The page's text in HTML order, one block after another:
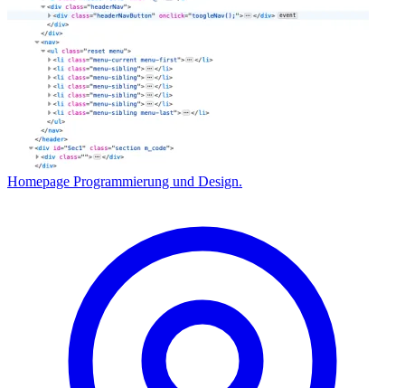
Homepage Programmierung und Design.